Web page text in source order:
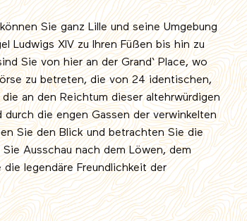
Sie ganz Lille und seine Umgebung
Ludwigs XIV zu Ihren Füßen bis hin zu
Sie von hier an der Grand‘ Place, wo
zu betreten, die von 24 identischen,
an den Reichtum dieser altehrwürdigen
die engen Gassen der verwinkelten
Sie den Blick und betrachten Sie die
Ausschau nach dem Löwen, dem
legendäre Freundlichkeit der